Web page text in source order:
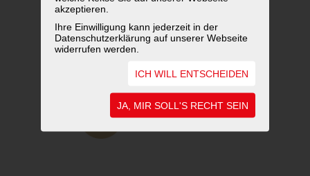
akzeptieren.
Ihre Einwilligung kann jederzeit in der
Datenschutzerklärung auf unserer Webseite
widerrufen werden.
ICH WILL ENTSCHEIDEN
JA, MIR SOLL'S RECHT SEIN